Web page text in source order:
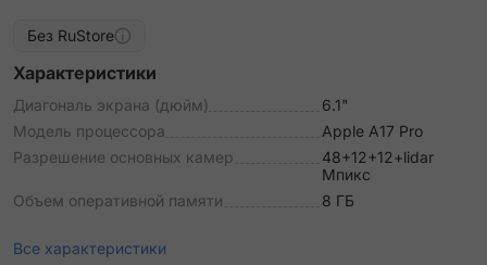
Без RuStore
Характеристики
Диагональ экрана (дюйм)
6.1"
Модель процессора
Apple A17 Pro
Разрешение основных камер
48+12+12+lidar
Мпикс
Объем оперативной памяти
8 ГБ
Все характеристики